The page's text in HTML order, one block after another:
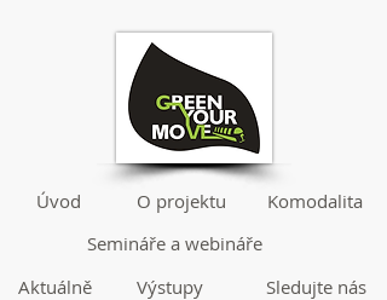
Úvod O projektu
Komodalita
Semináře a webináře
Aktuálně
Výstupy
Sledujte nás